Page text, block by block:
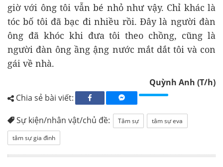
giờ với ông tôi vẫn bé nhỏ như vậy. Chỉ khác là
tóc bố tôi đã bạc đi nhiều rồi. Đây là người đàn
ông đã khóc khi đưa tôi theo chồng, cũng là
người đàn ông ầng ậng nước mắt dắt tôi và con
gái về nhà.
Quỳnh Anh (T/h)
Chia sẻ bài viết:
Sự kiện/nhân vật/chủ đề: Tâm sự
tâm sự eva
tâm sự gia đình